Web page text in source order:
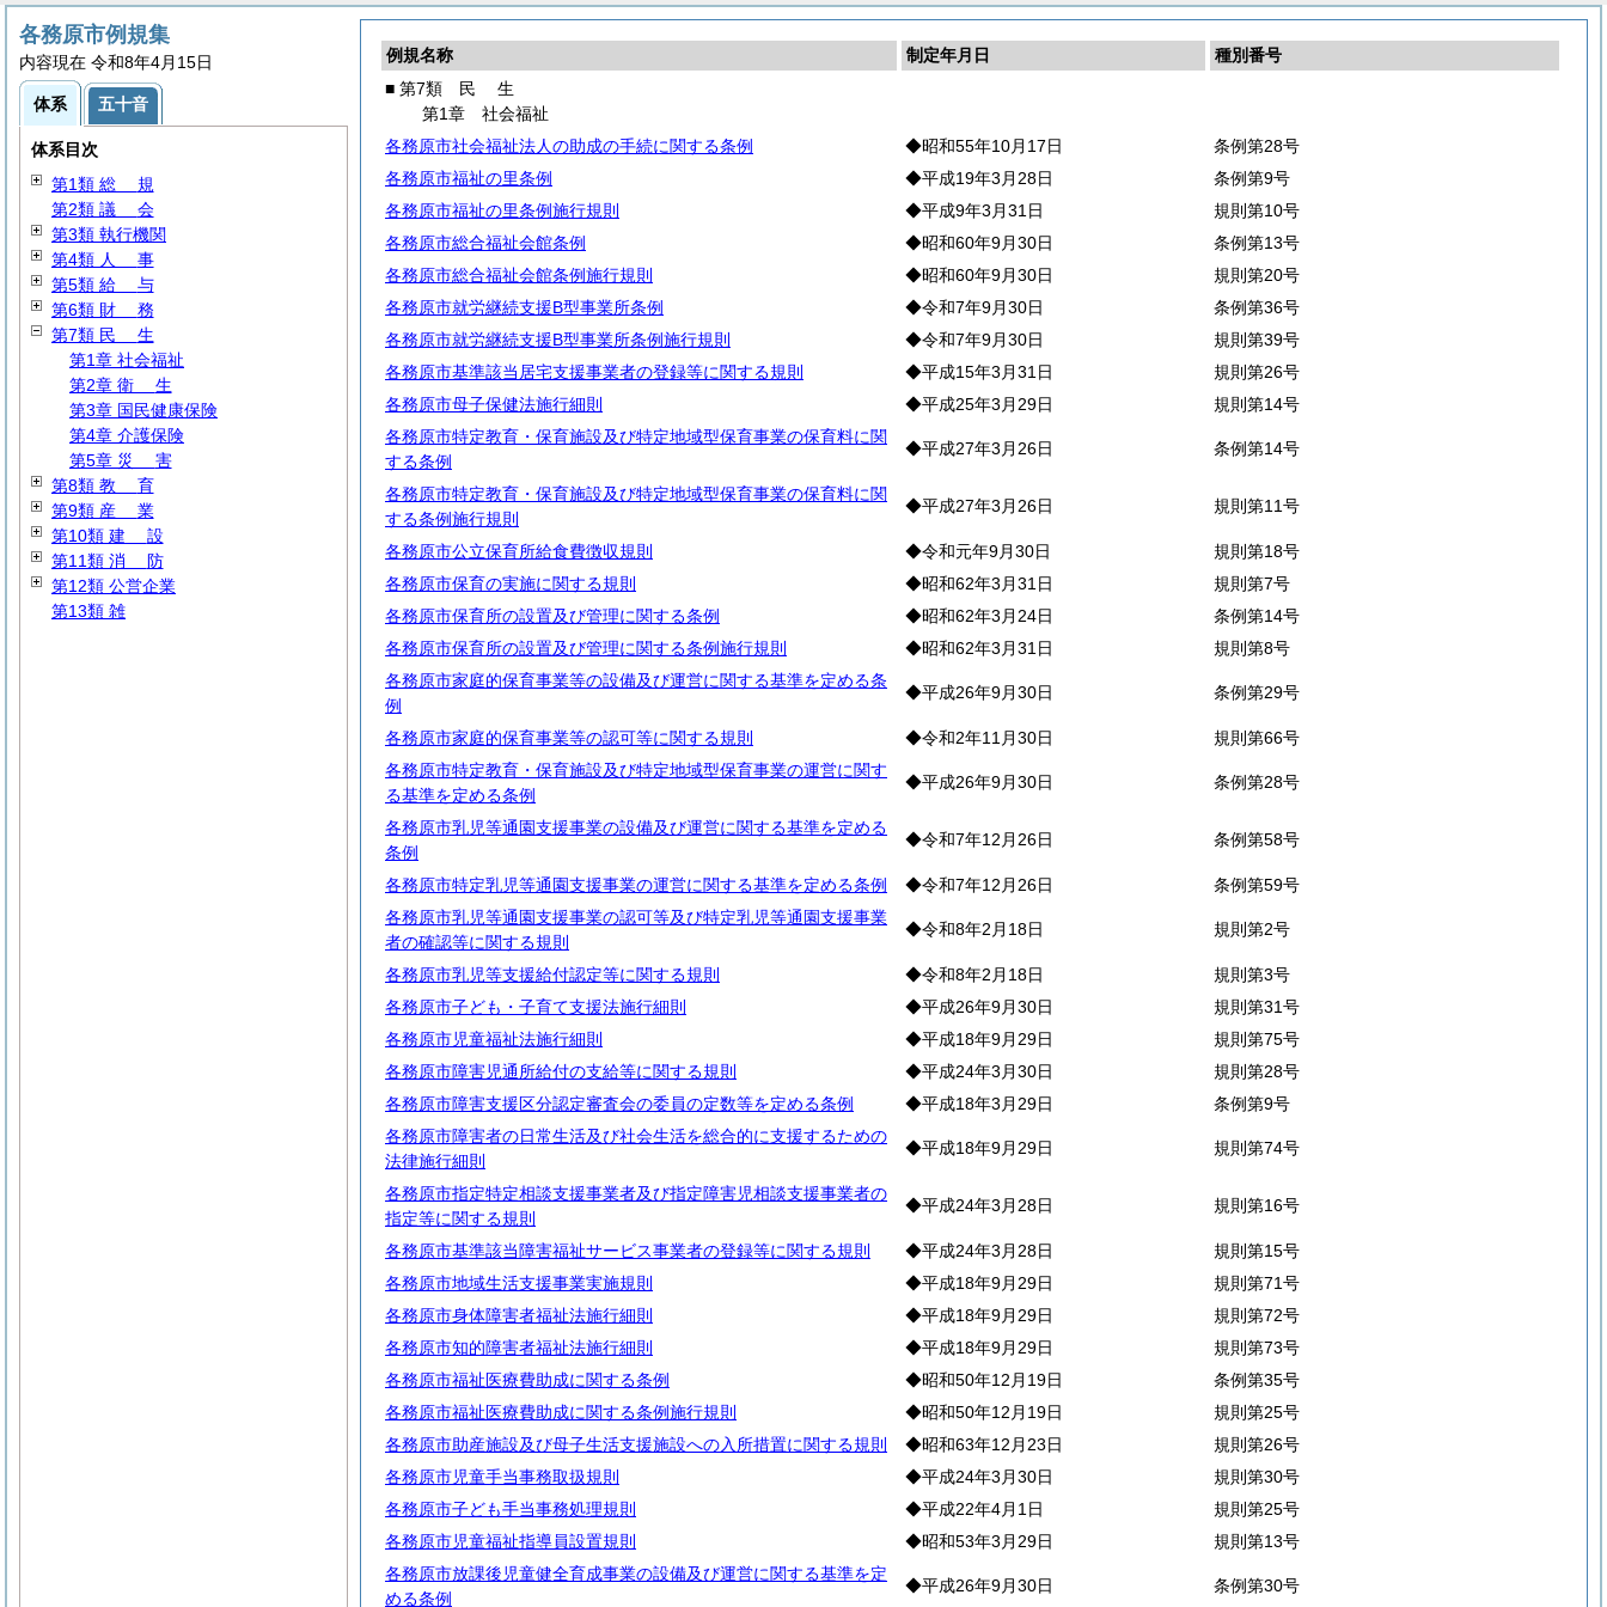
例規名称 制定年月日
種別番号
■ 第7類
民 生
第1章 社会福祉
各務原市社会福祉法人の助成の手続に関する条例
◆昭和55年10月17日
条例第28号
各務原市福祉の里条例
◆平成19年3月28日
条例第9号
各務原市福祉の里条例施行規則
◆平成9年3月31日
規則第10号
各務原市総合福祉会館条例
◆昭和60年9月30日
条例第13号
各務原市総合福祉会館条例施行規則
◆昭和60年9月30日
規則第20号
各務原市就労継続支援B型事業所条例
◆令和7年9月30日
条例第36号
各務原市就労継続支援B型事業所条例施行規則
◆令和7年9月30日
規則第39号
各務原市基準該当居宅支援事業者の登録等に関する規則
◆平成15年3月31日
規則第26号
各務原市母子保健法施行細則
◆平成25年3月29日
規則第14号
各務原市特定教育・保育施設及び特定地域型保育事業の保育料に関
する条例
◆平成27年3月26日 条例第14号
各務原市特定教育・保育施設及び特定地域型保育事業の保育料に関
する条例施行規則
◆平成27年3月26日 規則第11号
各務原市公立保育所給食費徴収規則 ◆令和元年9月30日
規則第18号
各務原市保育の実施に関する規則
◆昭和62年3月31日
規則第7号
各務原市保育所の設置及び管理に関する条例
◆昭和62年3月24日
条例第14号
各務原市保育所の設置及び管理に関する条例施行規則
◆昭和62年3月31日
規則第8号
各務原市家庭的保育事業等の設備及び運営に関する基準を定める条
例
◆平成26年9月30日 条例第29号
各務原市家庭的保育事業等の認可等に関する規則 ◆令和2年11月30日
規則第66号
各務原市特定教育・保育施設及び特定地域型保育事業の運営に関す
る基準を定める条例
◆平成26年9月30日 条例第28号
各務原市乳児等通園支援事業の設備及び運営に関する基準を定める
条例
◆令和7年12月26日 条例第58号
各務原市特定乳児等通園支援事業の運営に関する基準を定める条例 ◆令和7年12月26日
条例第59号
各務原市乳児等通園支援事業の認可等及び特定乳児等通園支援事業
者の確認等に関する規則
◆令和8年2月18日 規則第2号
各務原市乳児等支援給付認定等に関する規則 ◆令和8年2月18日
規則第3号
各務原市子ども・子育て支援法施行細則
◆平成26年9月30日
規則第31号
各務原市児童福祉法施行細則
◆平成18年9月29日
規則第75号
各務原市障害児通所給付の支給等に関する規則
◆平成24年3月30日
規則第28号
各務原市障害支援区分認定審査会の委員の定数等を定める条例
◆平成18年3月29日
条例第9号
各務原市障害者の日常生活及び社会生活を総合的に支援するための
法律施行細則
◆平成18年9月29日 規則第74号
各務原市指定特定相談支援事業者及び指定障害児相談支援事業者の
指定等に関する規則
◆平成24年3月28日 規則第16号
各務原市基準該当障害福祉サービス事業者の登録等に関する規則 ◆平成24年3月28日
規則第15号
各務原市地域生活支援事業実施規則
◆平成18年9月29日
規則第71号
各務原市身体障害者福祉法施行細則
◆平成18年9月29日
規則第72号
各務原市知的障害者福祉法施行細則
◆平成18年9月29日
規則第73号
各務原市福祉医療費助成に関する条例
◆昭和50年12月19日
条例第35号
各務原市福祉医療費助成に関する条例施行規則
◆昭和50年12月19日
規則第25号
各務原市助産施設及び母子生活支援施設への入所措置に関する規則
◆昭和63年12月23日
規則第26号
各務原市児童手当事務取扱規則
◆平成24年3月30日
規則第30号
各務原市子ども手当事務処理規則
◆平成22年4月1日
規則第25号
各務原市児童福祉指導員設置規則
◆昭和53年3月29日
規則第13号
各務原市放課後児童健全育成事業の設備及び運営に関する基準を定
める条例
◆平成26年9月30日 条例第30号
各務原市例規集
内容現在 令和8年4月15日
体系 五十音
体系目次
第1類 総 規
第2類 議 会
第3類 執行機関
第4類 人 事
第5類 給 与
第6類 財 務
第7類 民 生
第1章 社会福祉
第2章 衛 生
第3章 国民健康保険
第4章 介護保険
第5章 災 害
第8類 教 育
第9類 産 業
第10類 建 設
第11類 消 防
第12類 公営企業
第13類 雑